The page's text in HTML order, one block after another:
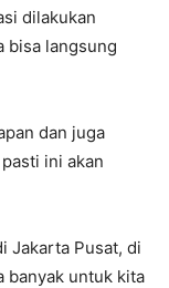
dilakukan
bisa langsung
dan juga
ini akan
Jakarta Pusat, di
banyak untuk kita